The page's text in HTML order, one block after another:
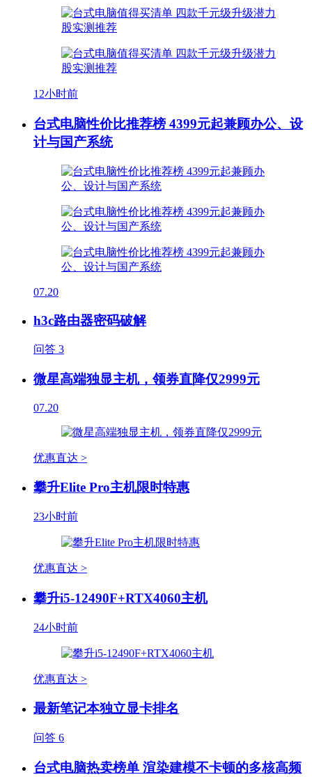
12小时前
台式电脑性价比推荐榜 4399元起兼顾办公、设
计与国产系统
07.20
h3c路由器密码破解
问答 3
微星高端独显主机，领券直降仅2999元
07.20
优惠直达 >
攀升Elite Pro主机限时特惠
23小时前
优惠直达 >
攀升i5-12490F+RTX4060主机
24小时前
优惠直达 >
最新笔记本独立显卡排名
问答 6
台式电脑热卖榜单 渲染建模不卡顿的多核高频